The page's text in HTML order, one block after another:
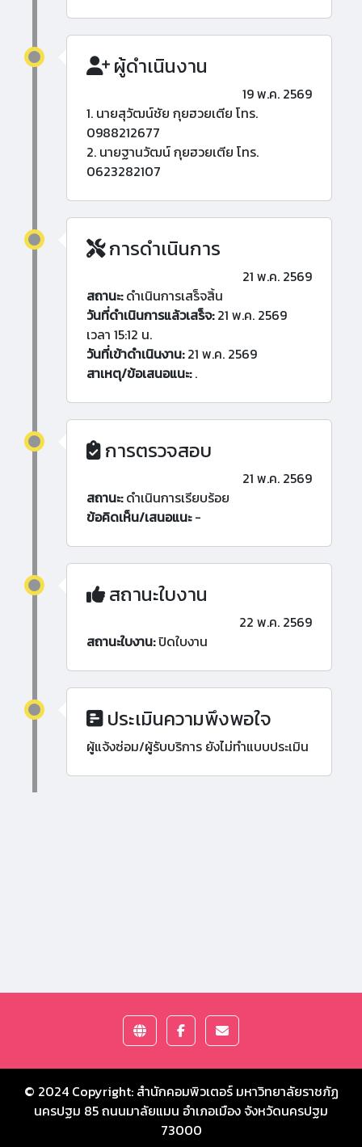
ผู้ดำเนินงาน
19 พ.ค. 2569
1. นายสุวัฒน์ชัย กุยฮวยเตีย โทร.
0988212677
2. นายฐานวัฒน์ กุยฮวยเตีย โทร.
0623282107
การดำเนินการ
21 พ.ค. 2569
สถานะ:ดำเนินการเสร็จสิ้น
วันที่ดำเนินการแล้วเสร็จ:21 พ.ค. 2569
เวลา 15:12 น.
วันที่เข้าดำเนินงาน:21 พ.ค. 2569
สาเหตุ/ข้อเสนอแนะ:.
การตรวจสอบ
21 พ.ค. 2569
สถานะ:ดำเนินการเรียบร้อย
ข้อคิดเห็น/เสนอแนะ-
สถานะใบงาน
22 พ.ค. 2569
สถานะใบงาน:ปิดใบงาน
ประเมินความพึงพอใจ
ผู้แจ้งซ่อม/ผู้รับบริการ ยังไม่ทำแบบประเมิน
© 2024 Copyright: สำนักคอมพิวเตอร์ มหาวิทยาลัยราชภัฏ
นครปฐม 85 ถนนมาลัยแมน อำเภอเมือง จังหวัดนครปฐม
73000